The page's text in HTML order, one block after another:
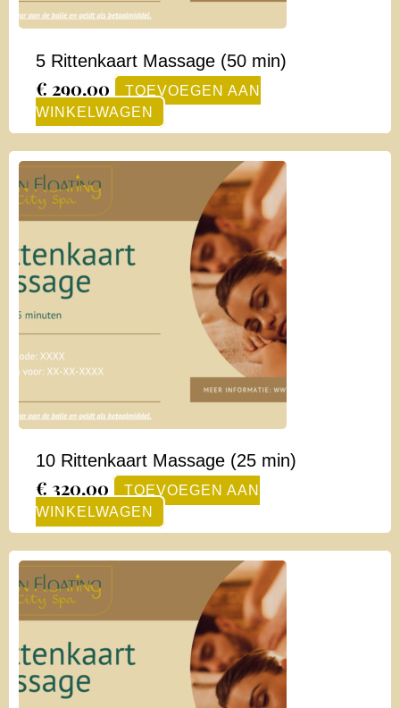
5 Rittenkaart Massage (50 min)
€ 290,00
TOEVOEGEN AAN
WINKELWAGEN
10 Rittenkaart Massage (25 min)
€ 320,00
TOEVOEGEN AAN
WINKELWAGEN